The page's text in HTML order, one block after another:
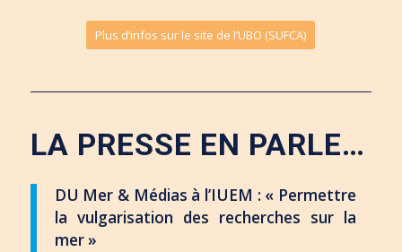
Plus d‘infos sur le site de l’UBO (SUFCA)
LA PRESSE EN PARLE…
DU Mer & Médias à l’IUEM : « Permettre
la vulgarisation des recherches sur la
mer »